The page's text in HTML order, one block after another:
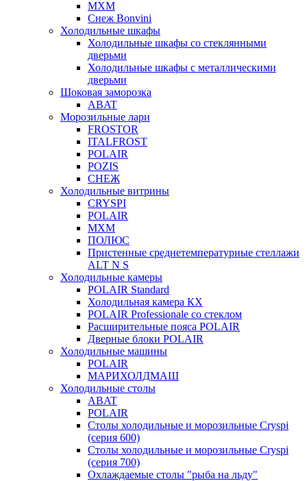
МХМ
Снеж Bonvini
Холодильные шкафы
Холодильные шкафы cо стеклянными
дверьми
Холодильные шкафы с металлическими
дверьми
Шоковая заморозка
ABAT
Морозильные лари
FROSTOR
ITALFROST
POLAIR
POZIS
СНЕЖ
Холодильные витрины
CRYSPI
POLAIR
МХМ
ПОЛЮС
Пристенные среднетемпературные стеллажи
ALT N S
Холодильные камеры
POLAIR Standard
Холодильная камера КХ
POLAIR Professionale со стеклом
Расширительные пояса POLAIR
Дверные блоки POLAIR
Холодильные машины
POLAIR
МАРИХОЛДМАШ
Холодильные столы
ABAT
POLAIR
Столы холодильные и морозильные Cryspi
(серия 600)
Столы холодильные и морозильные Cryspi
(серия 700)
Охлаждаемые столы "рыба на льду"